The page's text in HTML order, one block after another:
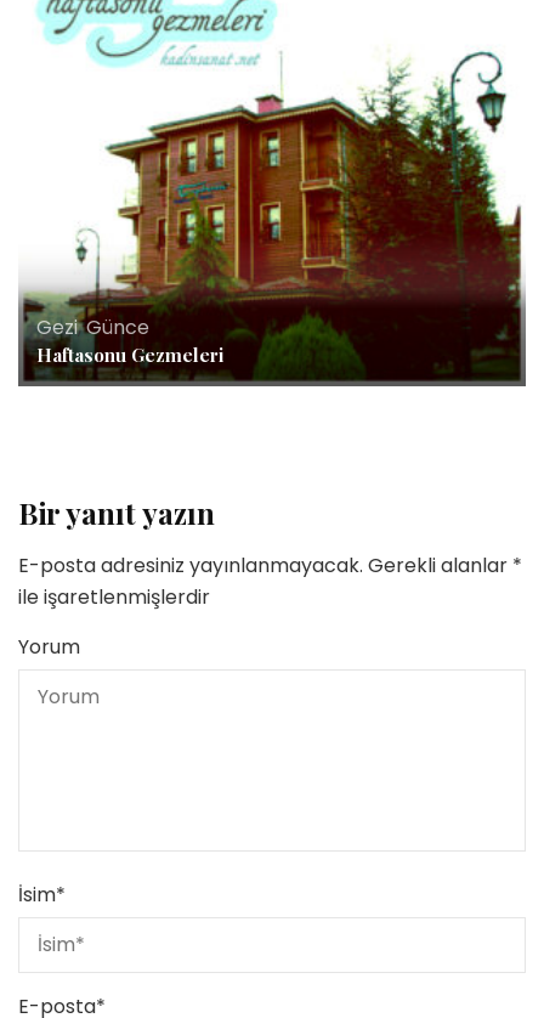
Gezi,Günce
Haftasonu Gezmeleri
Bir yanıt yazın
E-posta adresiniz yayınlanmayacak. Gerekli alanlar *
ile işaretlenmişlerdir
Yorum
İsim*
E-posta*